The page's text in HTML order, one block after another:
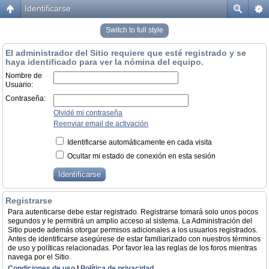
Identificarse
Switch to full style
El administrador del Sitio requiere que esté registrado y se
haya identificado para ver la nómina del equipo.
Nombre de
Usuario:
Contraseña:
Olvidé mi contraseña
Reenviar email de activación
Identificarse automáticamente en cada visita
Ocultar mi estado de conexión en esta sesión
Registrarse
Para autenticarse debe estar registrado. Registrarse tomará solo unos pocos
segundos y le permitirá un amplio acceso al sistema. La Administración del
Sitio puede además otorgar permisos adicionales a los usuarios registrados.
Antes de identificarse asegúrese de estar familiarizado con nuestros términos
de uso y políticas relacionadas. Por favor lea las reglas de los foros mientras
navega por el Sitio.